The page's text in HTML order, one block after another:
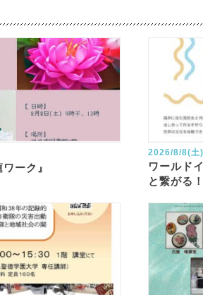
ーク』
2026/8/8(土)
ワールド
と繋がる